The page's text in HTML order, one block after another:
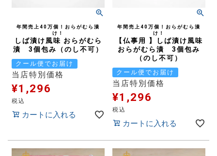
年間売上40万個！おらがむら漬
け！
しば漬け風味 おらがむら
漬 3個包み（のし不可）
クール便でお届け
当店特別価格
¥1,296
税込
カートに入れる
年間売上40万個！おらがむら漬
け！
【仏事用 】しば漬け風味
おらがむら漬 3個包み
（のし不可）
クール便でお届け
当店特別価格
¥1,296
税込
カートに入れる